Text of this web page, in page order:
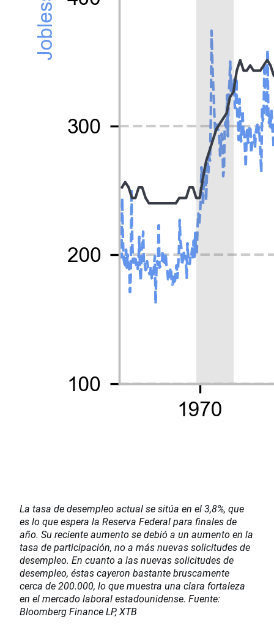
La tasa de desempleo actual se sitúa en el 3,8%, que
es lo que espera la Reserva Federal para finales de
año. Su reciente aumento se debió a un aumento en la
tasa de participación, no a más nuevas solicitudes de
desempleo. En cuanto a las nuevas solicitudes de
desempleo, éstas cayeron bastante bruscamente
cerca de 200.000, lo que muestra una clara fortaleza
en el mercado laboral estadounidense. Fuente:
Bloomberg Finance LP, XTB